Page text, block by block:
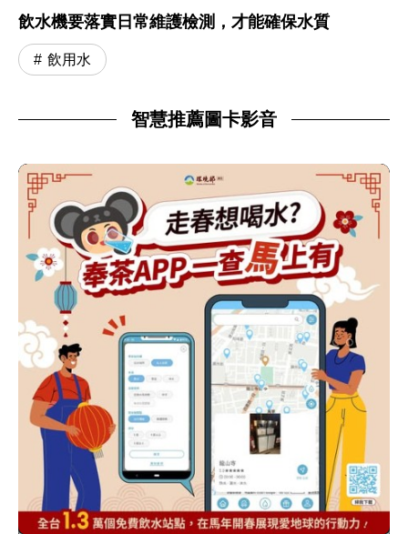
飲水機要落實日常維護檢測，才能確保水質
飲用水
智慧推薦圖卡影音